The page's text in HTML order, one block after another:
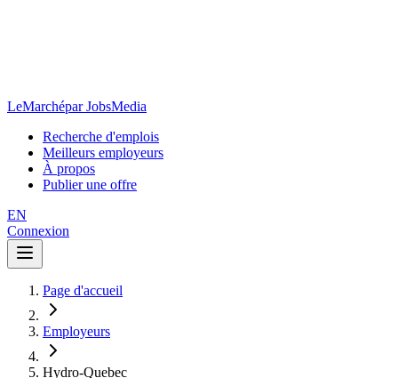
LeMarchépar JobsMedia
Recherche d'emplois
Meilleurs employeurs
À propos
Publier une offre
EN
Connexion
Page d'accueil
Employeurs
Hydro-Quebec